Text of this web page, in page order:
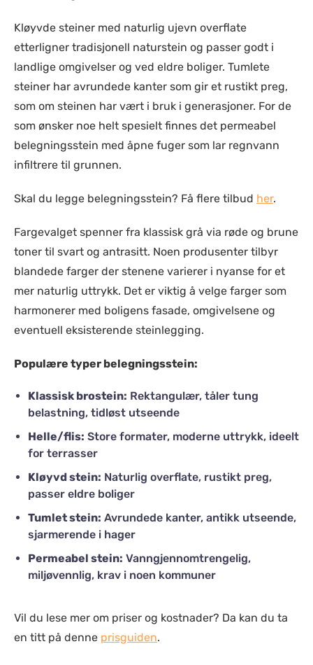
Kløyvde steiner med naturlig ujevn overflate
etterligner tradisjonell naturstein og passer godt i
landlige omgivelser og ved eldre boliger. Tumlete
steiner har avrundede kanter som gir et rustikt preg,
som om steinen har vært i bruk i generasjoner. For de
som ønsker noe helt spesielt finnes det permeabel
belegningsstein med åpne fuger som lar regnvann
infiltrere til grunnen.
Skal du legge belegningsstein? Få flere tilbud her.
Fargevalget spenner fra klassisk grå via røde og brune
toner til svart og antrasitt. Noen produsenter tilbyr
blandede farger der stenene varierer i nyanse for et
mer naturlig uttrykk. Det er viktig å velge farger som
harmonerer med boligens fasade, omgivelsene og
eventuell eksisterende steinlegging.
Populære typer belegningsstein:
Klassisk brostein: Rektangulær, tåler tung
belastning, tidløst utseende
Helle/flis: Store formater, moderne uttrykk, ideelt
for terrasser
Kløyvd stein: Naturlig overflate, rustikt preg,
passer eldre boliger
Tumlet stein: Avrundede kanter, antikk utseende,
sjarmerende i hager
Permeabel stein: Vanngjennomtrengelig,
miljøvennlig, krav i noen kommuner
Vil du lese mer om priser og kostnader? Da kan du ta
en titt på denne prisguiden.